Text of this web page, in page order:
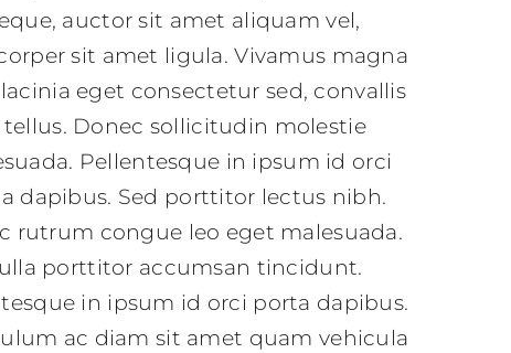
auctor sit amet aliquam vel,
sit amet ligula. Vivamus magna
eget consectetur sed, convallis
tellus. Donec sollicitudin molestie
Pellentesque in ipsum id orci
dapibus. Sed porttitor lectus nibh.
rutrum congue leo eget malesuada.
porttitor accumsan tincidunt.
in ipsum id orci porta dapibus.
ac diam sit amet quam vehicula